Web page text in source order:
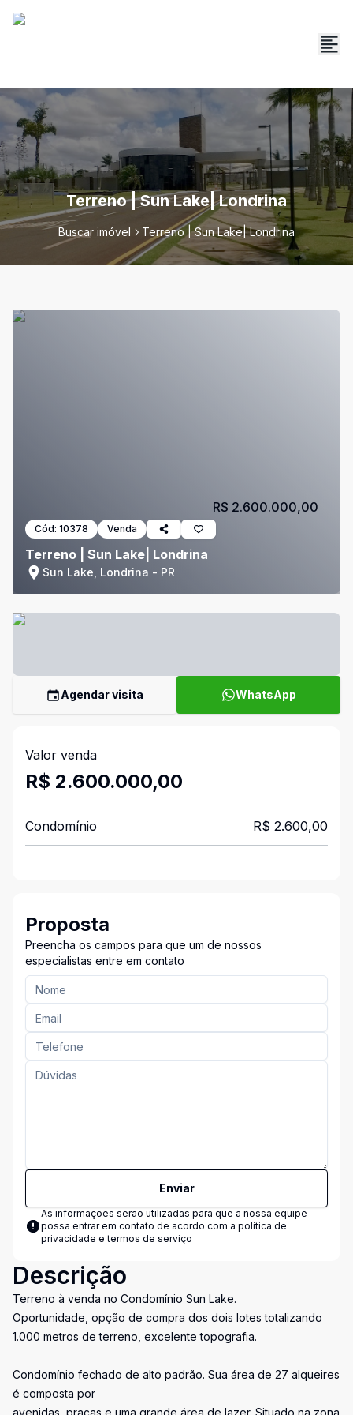
Terreno | Sun Lake| Londrina
Buscar imóvel Terreno | Sun Lake| Londrina
Cód: 10378 Venda
Terreno | Sun Lake| Londrina
Sun Lake, Londrina - PR
R$ 2.600.000,00
Agendar visita WhatsApp
Valor venda
R$ 2.600.000,00
Condomínio R$ 2.600,00
Proposta
Preencha os campos para que um de nossos
especialistas entre em contato
Enviar
As informações serão utilizadas para que a nossa equipe
possa entrar em contato de acordo com a política de
privacidade e termos de serviço
Descrição
Terreno à venda no Condomínio Sun Lake.
Oportunidade, opção de compra dos dois lotes totalizando
1.000 metros de terreno, excelente topografia.
Condomínio fechado de alto padrão. Sua área de 27 alqueires
é composta por
avenidas, praças e uma grande área de lazer. Situado na zona